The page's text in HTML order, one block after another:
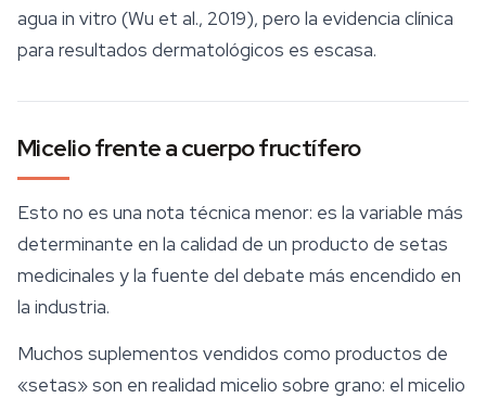
agua in vitro (Wu et al., 2019), pero la evidencia clínica
para resultados dermatológicos es escasa.
Micelio frente a cuerpo fructífero
Esto no es una nota técnica menor: es la variable más
determinante en la calidad de un producto de setas
medicinales y la fuente del debate más encendido en
la industria.
Muchos suplementos vendidos como productos de
«setas» son en realidad micelio sobre grano: el micelio